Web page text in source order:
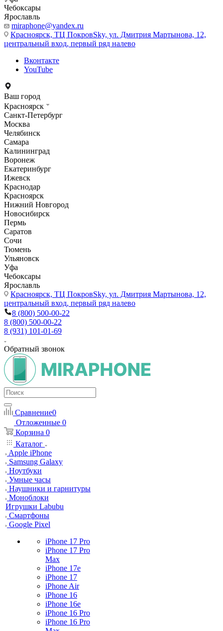
Чебоксары
Ярославль
miraphone@yandex.ru
Красноярск, ТЦ ПокровSky, ул. Дмитрия Мартынова, 12,
центральный вход, первый ряд налево
Вконтакте
YouTube
Ваш город
Красноярск
Санкт-Петербург
Москва
Челябинск
Самара
Калининград
Воронеж
Екатеринбург
Ижевск
Краснодар
Красноярск
Нижний Новгород
Новосибирск
Пермь
Саратов
Сочи
Тюмень
Ульяновск
Уфа
Чебоксары
Ярославль
Красноярск, ТЦ ПокровSky, ул. Дмитрия Мартынова, 12,
центральный вход, первый ряд налево
8 (800) 500-00-22
8 (800) 500-00-22
8 (931) 101-01-69
Обратный звонок
Сравнение0
Отложенные 0
Корзина 0
Каталог
Apple iPhone
Samsung Galaxy
Ноутбуки
Умные часы
Наушники и гарнитуры
Моноблоки
Игрушки Labubu
Смартфоны
Google Pixel
iPhone 17 Pro
iPhone 17 Pro
Max
iPhone 17e
iPhone 17
iPhone Air
iPhone 16
iPhone 16e
iPhone 16 Pro
iPhone 16 Pro